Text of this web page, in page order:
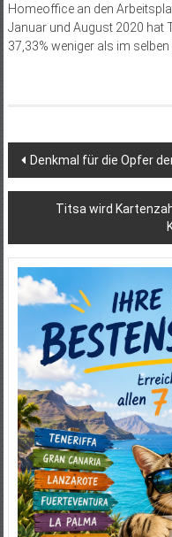
Homeoffice an den
Januar und August 2020 hat
37,33% weniger als im
Denkmal für die Opfer
Titsa wird